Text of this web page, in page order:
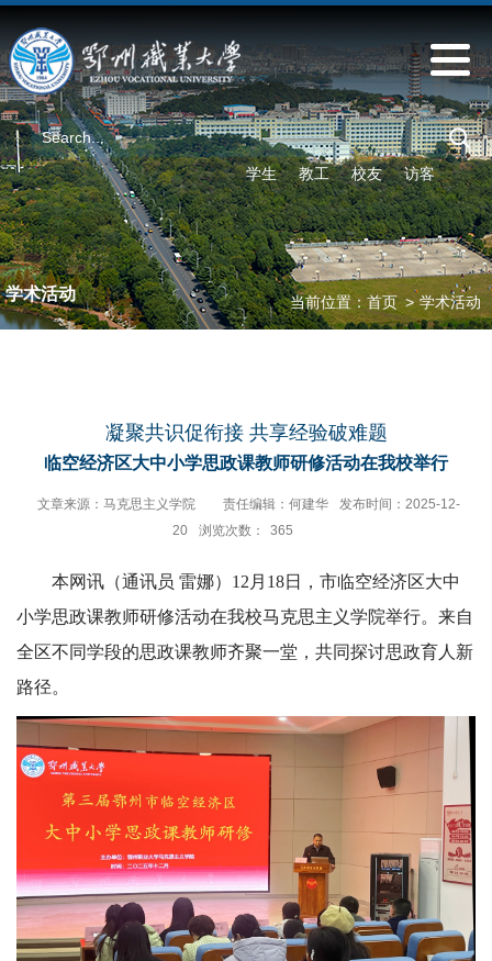
学生 教工 校友 访客
学术活动 当前位置： 首页 > 学术活动
凝聚共识促衔接 共享经验破难题
临空经济区大中小学思政课教师研修活动在我校举行
文章来源：马克思主义学院 责任编辑：何建华
发布时间：2025-12-
20
浏览次数： 365
本网讯（通讯员 雷娜）12月18日，市临空经济区大中
小学思政课教师研修活动在我校马克思主义学院举行。来自
全区不同学段的思政课教师齐聚一堂，共同探讨思政育人新
路径。